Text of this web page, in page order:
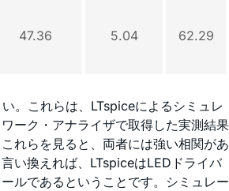
47.36 5.04 62.29
。これらは、LTspiceによるシミュレ
ーク・アナライザで取得した実測結果
れらを見ると、両者には強い相関があ
い換えれば、LTspiceはLEDドライバ
ルであるということです。シミュレー